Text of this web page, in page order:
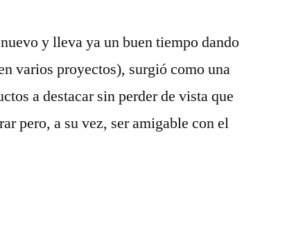
y lleva ya un buen tiempo dando
varios proyectos), surgió como una
a destacar sin perder de vista que
pero, a su vez, ser amigable con el